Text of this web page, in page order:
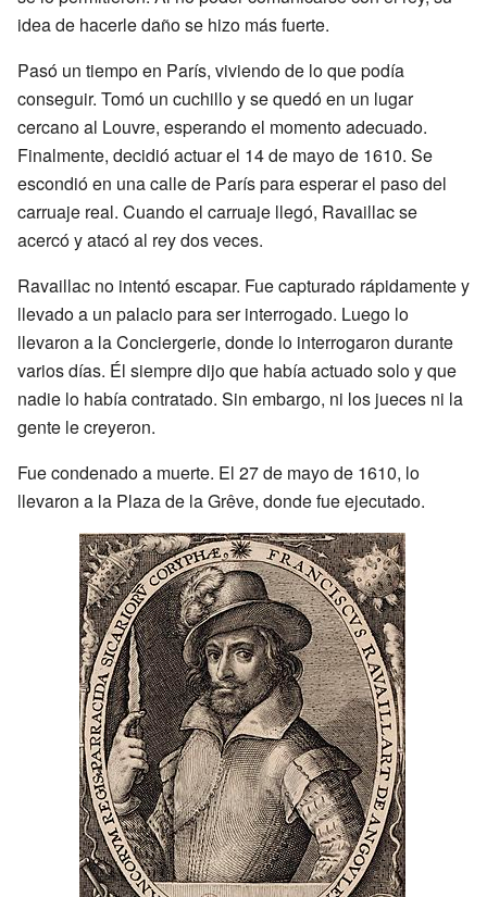
idea de hacerle daño se hizo más fuerte.
Pasó un tiempo en París, viviendo de lo que podía
conseguir. Tomó un cuchillo y se quedó en un lugar
cercano al Louvre, esperando el momento adecuado.
Finalmente, decidió actuar el 14 de mayo de 1610. Se
escondió en una calle de París para esperar el paso del
carruaje real. Cuando el carruaje llegó, Ravaillac se
acercó y atacó al rey dos veces.
Ravaillac no intentó escapar. Fue capturado rápidamente y
llevado a un palacio para ser interrogado. Luego lo
llevaron a la Conciergerie, donde lo interrogaron durante
varios días. Él siempre dijo que había actuado solo y que
nadie lo había contratado. Sin embargo, ni los jueces ni la
gente le creyeron.
Fue condenado a muerte. El 27 de mayo de 1610, lo
llevaron a la Plaza de la Grêve, donde fue ejecutado.